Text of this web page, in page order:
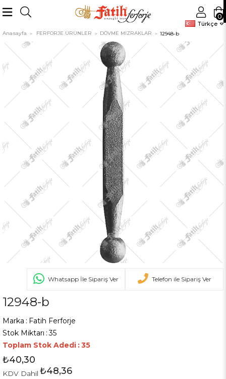
Türkçe
0
Anasayfa FERFORJE ÜRÜNLER DÖVME MIZRAKLAR 12948-b
Whatsapp İle Sipariş Ver Telefon ile Sipariş Ver
12948-b
Marka : Fatih Ferforje
Stok Miktarı : 35
Toplam Stok Adedi :35
₺40,30
KDV Dahil ₺48,36